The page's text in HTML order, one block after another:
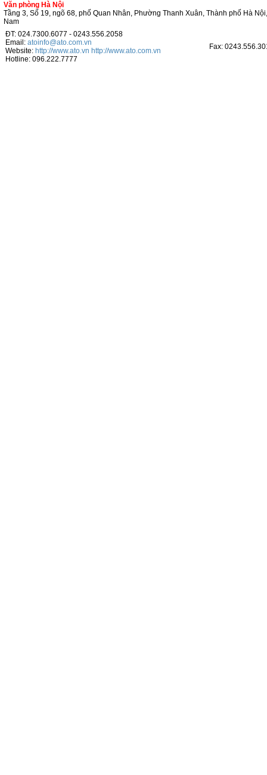
Văn phòng Hà Nội
Tầng 3, Số 19, ngõ 68, phố Quan Nhân, Phường Thanh Xuân, Thành phố Hà
Nam
ĐT: 024.7300.6077 - 0243.556.2058
Email: atoinfo@ato.com.vn
Website: http://www.ato.vn http://www.ato.com.vn
Hotline: 096.222.7777
Fax: